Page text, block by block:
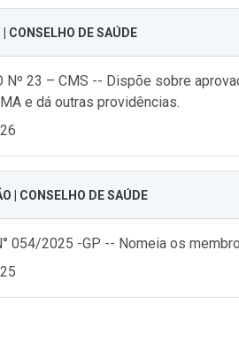
| CONSELHO DE SAÚDE
Nº 23 – CMS -- Dispõe sobre
e dá outras providências.
| CONSELHO DE SAÚDE
054/2025 -GP -- Nomeia os